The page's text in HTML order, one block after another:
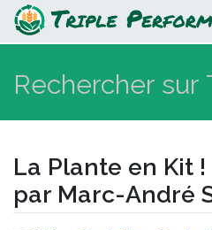
La Plante en Kit !
Marc-André
La Plante en Kit
par Marc-André